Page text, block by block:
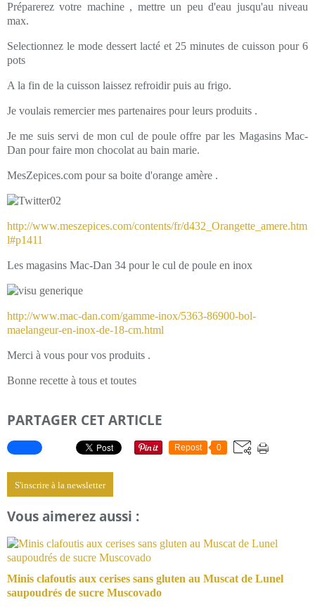
Préparerez votre machine , mettre un peu d'eau jusqu'au niveau
max.
Selectionnez le mode dessert lacté et 25 minutes de cuisson pour 6
pots
A la fin de la cuisson laissez refroidir puis au frigo.
Je voulais remercier mes partenaires pour leurs produits .
Je me suis servi de mon cul de poule offre par les Magasins Mac-
Dan pour faire mon chocolat au bain marie.
MesZepices.com pour sa boite d'orange amère .
http://www.meszepices.com/contents/fr/d432_Orangette_amere.htm
l#p1411
Les magasins Mac-Dan 34 pour le cul de poule en inox
http://www.mac-dan.com/gamme-inox/5363-86900-bol-
maelangeur-en-inox-de-18-cm.html
Merci à vous pour vos produits .
Bonne recette à tous et toutes
PARTAGER CET ARTICLE
Repost 0
S'inscrire à la newsletter
Vous aimerez aussi :
Minis clafoutis aux cerises sans gluten au Muscat de Lunel
saupoudrés de sucre Muscovado